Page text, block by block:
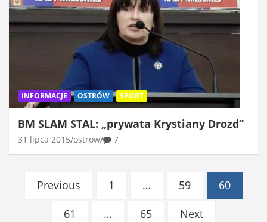
INFORMACJE OSTRÓW SPORT
BM SLAM STAL: „prywata Krystiany Drozd”
31 lipca 2015 ostrow 7
Stronicowanie
wpisów
Previous 1 … 59
60
61
… 65 Next